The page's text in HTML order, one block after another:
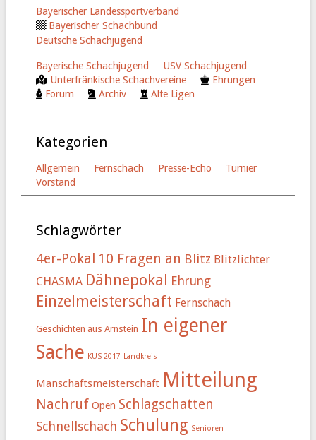
Bayerischer Landessportverband
Bayerischer Schachbund
Deutsche Schachjugend
Bayerische Schachjugend
USV Schachjugend
Unterfränkische Schachvereine
Ehrungen
Forum
Archiv Alte Ligen
Kategorien
Allgemein Fernschach Presse-Echo
Turnier
Vorstand
Schlagwörter
4er-Pokal 10 Fragen an Blitz Blitzlichter
CHASMA Dähnepokal Ehrung
Einzelmeisterschaft Fernschach
Geschichten aus Arnstein In eigener
Sache KUS 2017 Landkreis
Manschaftsmeisterschaft Mitteilung
Nachruf Open Schlagschatten
Schnellschach Schulung Senioren